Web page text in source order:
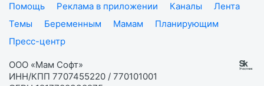
Помощь
Реклама в приложении Каналы
Лента
Темы
Беременным Мамам
Планирующим
Пресс-центр
ООО «Мам Софт»
ИНН/КПП 7707455220 / 770101001